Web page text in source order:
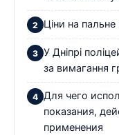
Ціни на пальне
У Дніпрі
за вимагання
Для чего
показания,
применения